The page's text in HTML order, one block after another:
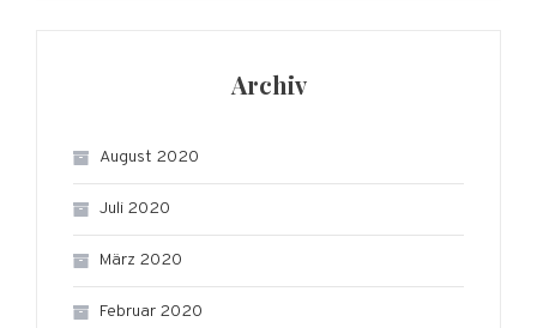
Archiv
August 2020
Juli 2020
März 2020
Februar 2020